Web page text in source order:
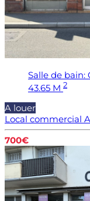
Salle de bain:
43.65 M 2
A louer
Local commercial
700€